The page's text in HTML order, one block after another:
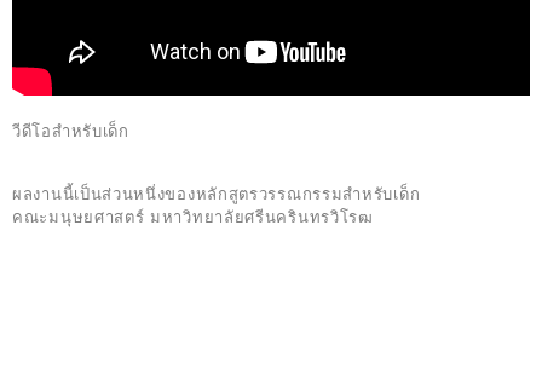
วีดีโอสำหรับเด็ก
ผลงานนี้เป็นส่วนหนึ่งของหลักสูตรวรรณกรรมสำหรับเด็ก
คณะมนุษยศาสตร์ มหาวิทยาลัยศรีนครินทรวิโรฒ